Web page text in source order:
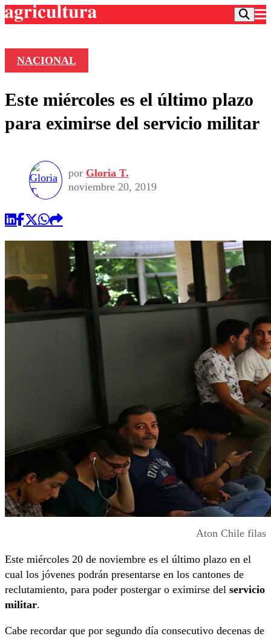
Frecuencias
Agricultura TV
Deportes
Motor
Otros Deportes
Universidad Católica
Universidad de Chile
Dato Practico
Política
Sustentabilidad
Vida Social
Publicaciones en medios
Comercial
NACIONAL
Este miércoles es el último plazo
para eximirse del servicio militar
por Gloria T.
noviembre 20, 2019
Aton Chile filas
Este miércoles 20 de noviembre es el último plazo en el
cual los jóvenes podrán presentarse en los cantones de
reclutamiento, para poder postergar o eximirse del servicio
militar.
Cabe recordar que por segundo día consecutivo decenas de